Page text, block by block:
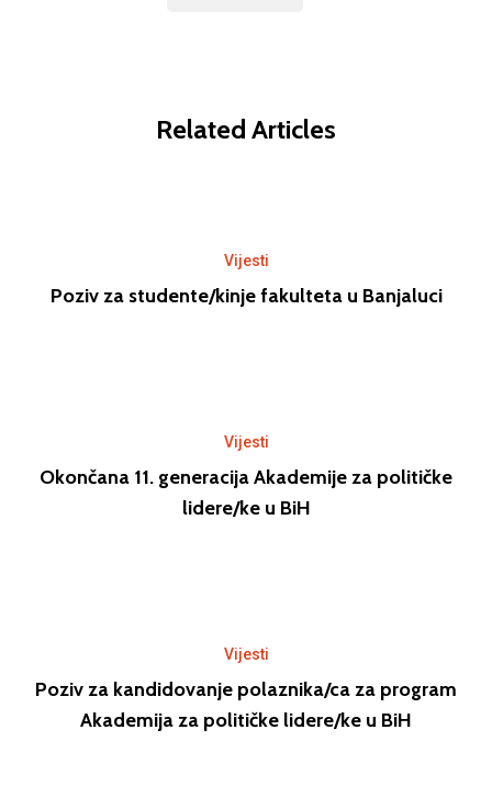
Related Articles
Vijesti
Poziv za studente/kinje fakulteta u Banjaluci
Vijesti
Okončana 11. generacija Akademije za političke
lidere/ke u BiH
Vijesti
Poziv za kandidovanje polaznika/ca za program
Akademija za političke lidere/ke u BiH